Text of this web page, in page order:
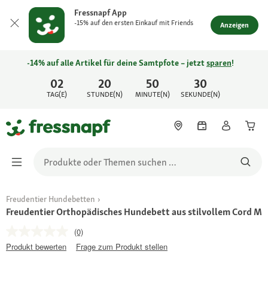
Fressnapf App
-15% auf den ersten Einkauf mit Friends Anzeigen
02
TAG(E)
20
STUNDE(N)
50
MINUTE(N)
30
SEKUNDE(N)
-14% auf alle Artikel für deine Samtpfote – jetztsparen!
Freudentier Hundebetten
Freudentier Orthopädisches Hundebett aus stilvollem Cord M
(0)
Produkt bewerten
Frage zum Produkt stellen